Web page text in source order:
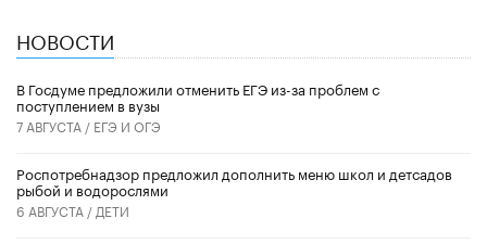
НОВОСТИ
В Госдуме предложили отменить ЕГЭ из-за проблем с
поступлением в вузы
7 АВГУСТА / ЕГЭ И ОГЭ
Роспотребнадзор предложил дополнить меню школ и детсадов
рыбой и водорослями
6 АВГУСТА / ДЕТИ